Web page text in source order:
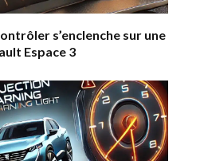
s’enclenche sur une
Espace 3